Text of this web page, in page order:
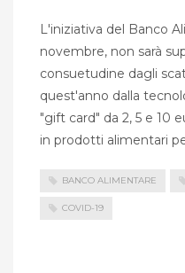
L'iniziativa del Banco
novembre, non sarà
consuetudine dagli
quest'anno dalla
"gift card" da 2, 5 e 10
in prodotti alimentari
BANCO ALIMENTARE
COVID-19